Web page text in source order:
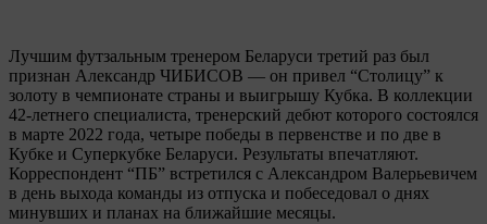
Лучшим футзальным тренером Беларуси третий раз был
признан Александр ЧИБИСОВ — он привел “Столицу” к
золоту в чемпионате страны и выигрышу Кубка. В коллекции
42-летнего специалиста, тренерский дебют которого состоялся
в марте 2022 года, четыре победы в первенстве и по две в
Кубке и Суперкубке Беларуси. Результаты впечатляют.
Корреспондент “ПБ” встретился с Александром Валерьевичем
в день выхода команды из отпуска и побеседовал о днях
минувших и планах на ближайшие месяцы.